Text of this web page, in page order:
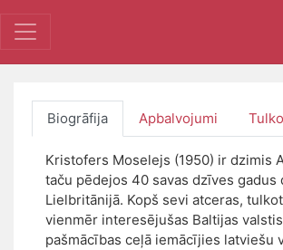
Biogrāfija Apbalvojumi
Kristofers Moselejs (1950) ir dzimis
taču pēdejos 40 savas dzīves gadus
Lielbritānijā. Kopš sevi atceras,
vienmēr interesējušas Baltijas
pašmācības ceļā iemācījies latviešu